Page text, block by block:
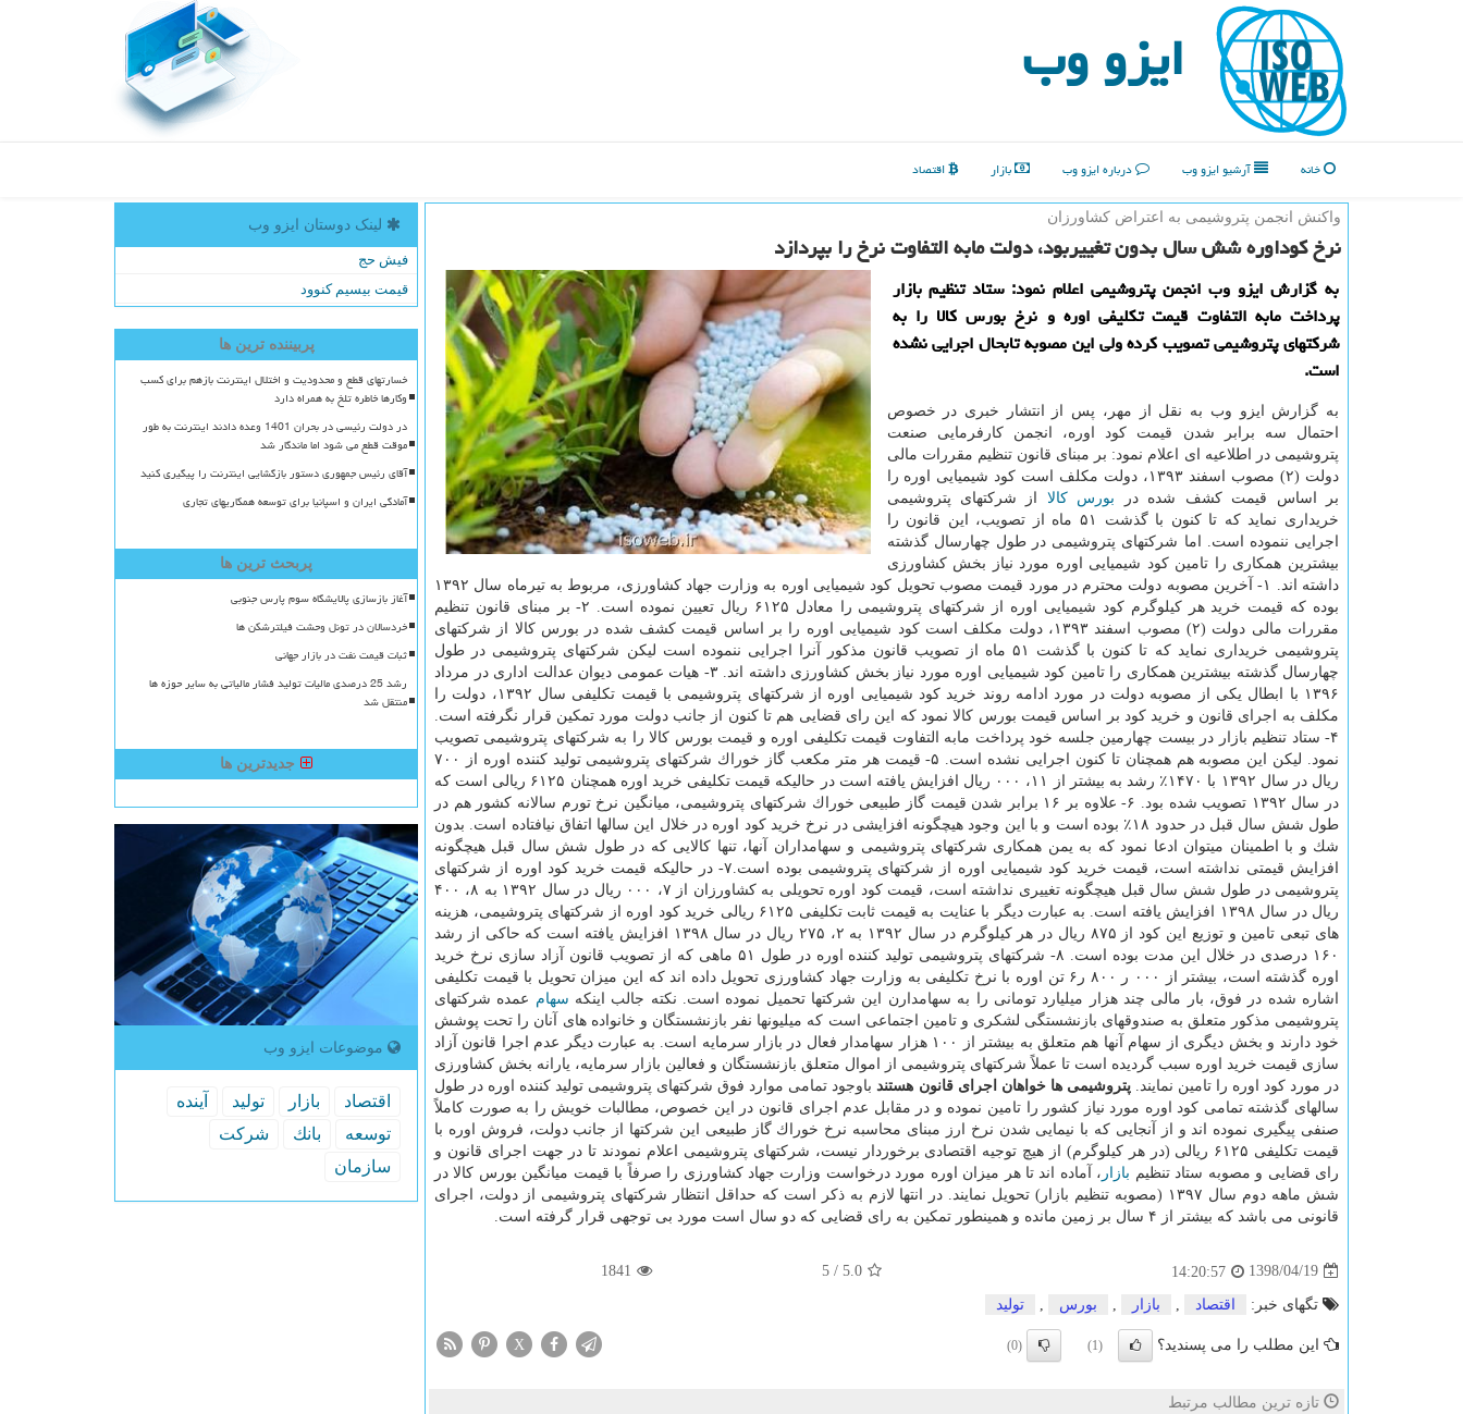
ایزو وب
خانه آرشیو ایزو وب درباره ایزو وب بازار اقتصاد
واكنش انجمن پتروشیمی به اعتراض كشاورزان
نرخ كوداوره شش سال بدون تغییربود، دولت مابه التفاوت نرخ را بپردازد
به گزارش ایزو وب انجمن پتروشیمی اعلام نمود: ستاد تنظیم بازار
پرداخت مابه التفاوت قیمت تكلیفی اوره و نرخ بورس كالا را به
شركتهای پتروشیمی تصویب كرده ولی این مصوبه تابحال اجرایی نشده
است.
به گزارش ایزو وب به نقل از مهر، پس از انتشار خبری در خصوص
احتمال سه برابر شدن قیمت كود اوره، انجمن كارفرمایی صنعت
پتروشیمی در اطلاعیه ای اعلام نمود: بر مبنای قانون تنظیم مقررات مالی
دولت (۲) مصوب اسفند ۱۳۹۳، دولت مكلف است كود شیمیایی اوره را
بر اساس قیمت كشف شده در بورس كالا از شركتهای پتروشیمی
خریداری نماید كه تا كنون با گذشت ۵۱ ماه از تصویب، این قانون را
اجرایی ننموده است. اما شركتهای پتروشیمی در طول چهارسال گذشته
بیشترین همكاری را تامین كود شیمیایی اوره مورد نیاز بخش كشاورزی
داشته اند. ۱- آخرین مصوبه دولت محترم در مورد قیمت مصوب تحویل كود شیمیایی اوره به وزارت جهاد كشاورزی، مربوط به تیرماه سال ۱۳۹۲
بوده كه قیمت خرید هر كیلوگرم كود شیمیایی اوره از شركتهای پتروشیمی را معادل ۶۱۲۵ ریال تعیین نموده است. ۲- بر مبنای قانون تنظیم
مقررات مالی دولت (۲) مصوب اسفند ۱۳۹۳، دولت مكلف است كود شیمیایی اوره را بر اساس قیمت كشف شده در بورس كالا از شركتهای
پتروشیمی خریداری نماید كه تا كنون با گذشت ۵۱ ماه از تصویب قانون مذكور آنرا اجرایی ننموده است لیكن شركتهای پتروشیمی در طول
چهارسال گذشته بیشترین همكاری را تامین كود شیمیایی اوره مورد نیاز بخش كشاورزی داشته اند. ۳- هیات عمومی دیوان عدالت اداری در مرداد
۱۳۹۶ با ابطال یكی از مصوبه دولت در مورد ادامه روند خرید كود شیمیایی اوره از شركتهای پتروشیمی با قیمت تكلیفی سال ۱۳۹۲، دولت را
مكلف به اجرای قانون و خرید كود بر اساس قیمت بورس كالا نمود كه این رای قضایی هم تا كنون از جانب دولت مورد تمكین قرار نگرفته است.
۴- ستاد تنظیم بازار در بیست چهارمین جلسه خود پرداخت مابه التفاوت قیمت تكلیفی اوره و قیمت بورس كالا را به شركتهای پتروشیمی تصویب
نمود. لیكن این مصوبه هم همچنان تا كنون اجرایی نشده است. ۵- قیمت هر متر مكعب گاز خوراك شركتهای پتروشیمی تولید كننده اوره از ۷۰۰
ریال در سال ۱۳۹۲ با ۱۴۷۰٪ رشد به بیشتر از ۱۱، ۰۰۰ ریال افزایش یافته است در حالیكه قیمت تكلیفی خرید اوره همچنان ۶۱۲۵ ریالی است كه
در سال ۱۳۹۲ تصویب شده بود. ۶- علاوه بر ۱۶ برابر شدن قیمت گاز طبیعی خوراك شركتهای پتروشیمی، میانگین نرخ تورم سالانه كشور هم در
طول شش سال قبل در حدود ۱۸٪ بوده است و با این وجود هیچگونه افزایشی در نرخ خرید كود اوره در خلال این سالها اتفاق نیافتاده است. بدون
شك و با اطمینان میتوان ادعا نمود كه به یمن همكاری شركتهای پتروشیمی و سهامداران آنها، تنها كالایی كه در طول شش سال قبل هیچگونه
افزایش قیمتی نداشته است، قیمت خرید كود شیمیایی اوره از شركتهای پتروشیمی بوده است.۷- در حالیكه قیمت خرید كود اوره از شركتهای
پتروشیمی در طول شش سال قبل هیچگونه تغییری نداشته است، قیمت كود اوره تحویلی به كشاورزان از ۷، ۰۰۰ ریال در سال ۱۳۹۲ به ۸، ۴۰۰
ریال در سال ۱۳۹۸ افزایش یافته است. به عبارت دیگر با عنایت به قیمت ثابت تكلیفی ۶۱۲۵ ریالی خرید كود اوره از شركتهای پتروشیمی، هزینه
های تبعی تامین و توزیع این كود از ۸۷۵ ریال در هر كیلوگرم در سال ۱۳۹۲ به ۲، ۲۷۵ ریال در سال ۱۳۹۸ افزایش یافته است كه حاكی از رشد
۱۶۰ درصدی در خلال این مدت بوده است. ۸- شركتهای پتروشیمی تولید كننده اوره در طول ۵۱ ماهی كه از تصویب قانون آزاد سازی نرخ خرید
اوره گذشته است، بیشتر از ۰۰۰ ر ۸۰۰ ر۶ تن اوره با نرخ تكلیفی به وزارت جهاد كشاورزی تحویل داده اند كه این میزان تحویل با قیمت تكلیفی
اشاره شده در فوق، بار مالی چند هزار میلیارد تومانی را به سهامدارن این شركتها تحمیل نموده است. نكته جالب اینكه سهام عمده شركتهای
پتروشیمی مذكور متعلق به صندوقهای بازنشستگی لشكری و تامین اجتماعی است كه میلیونها نفر بازنشستگان و خانواده های آنان را تحت پوشش
خود دارند و بخش دیگری از سهام آنها هم متعلق به بیشتر از ۱۰۰ هزار سهامدار فعال در بازار سرمایه است. به عبارت دیگر عدم اجرا قانون آزاد
سازی قیمت خرید اوره سبب گردیده است تا عملاً شركتهای پتروشیمی از اموال متعلق بازنشستگان و فعالین بازار سرمایه، یارانه بخش كشاورزی
در مورد كود اوره را تامین نمایند.پتروشیمی ها خواهان اجرای قانون هستندباوجود تمامی موارد فوق شركتهای پتروشیمی تولید كننده اوره در طول
سالهای گذشته تمامی كود اوره مورد نیاز كشور را تامین نموده و در مقابل عدم اجرای قانون در این خصوص، مطالبات خویش را به صورت كاملاً
صنفی پیگیری نموده اند و از آنجایی كه با نیمایی شدن نرخ ارز مبنای محاسبه نرخ خوراك گاز طبیعی این شركتها از جانب دولت، فروش اوره با
قیمت تكلیفی ۶۱۲۵ ریالی (در هر كیلوگرم) از هیچ توجیه اقتصادی برخوردار نیست، شركتهای پتروشیمی اعلام نمودند تا در جهت اجرای قانون و
رای قضایی و مصوبه ستاد تنظیم بازار ، آماده اند تا هر میزان اوره مورد درخواست وزارت جهاد كشاورزی را صرفاً با قیمت میانگین بورس كالا در
شش ماهه دوم سال ۱۳۹۷ (مصوبه تنظیم بازار) تحویل نمایند. در انتها لازم به ذكر است كه حداقل انتظار شركتهای پتروشیمی از دولت، اجرای
قانونی می باشد كه بیشتر از ۴ سال بر زمین مانده و همینطور تمكین به رای قضایی كه دو سال است مورد بی توجهی قرار گرفته است.
1398/04/19
14:20:57
5.0
/
5
1841
تگهای خبر: اقتصاد بازار بورس تولید
این مطلب را می پسندید؟ (1)
(0)
X
تازه ترین مطالب مرتبط
لینک دوستان ایزو وب
فیش حج
قیمت بیسیم کنوود
پربیننده ترین ها
خسارتهای قطع و محدودیت و اختلال اینترنت بازهم برای کسب
وکارها خاطره تلخ به همراه دارد
در دولت رئیسی در بحران 1401 وعده دادند اینترنت به طور
موقت قطع می شود اما ماندگار شد
آقای رئیس جمهوری دستور بازگشایی اینترنت را پیگیری کنید
آمادگی ایران و اسپانیا برای توسعه همکاریهای تجاری
پربحث ترین ها
آغاز بازسازی پالایشگاه سوم پارس جنوبی
خردسالان در تونل وحشت فیلترشکن ها
ثبات قیمت نفت در بازار جهانی
رشد 25 درصدی مالیات تولید فشار مالیاتی به سایر حوزه ها
منتقل شد
جدیدترین ها
موضوعات ایزو وب
اقتصاد بازار تولید
آینده
توسعه
بانك
شركت
سازمان